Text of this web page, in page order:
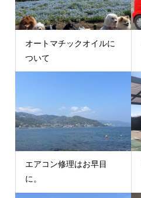
オートマチックオイルに
ついて
エアコン修理はお早目
に。